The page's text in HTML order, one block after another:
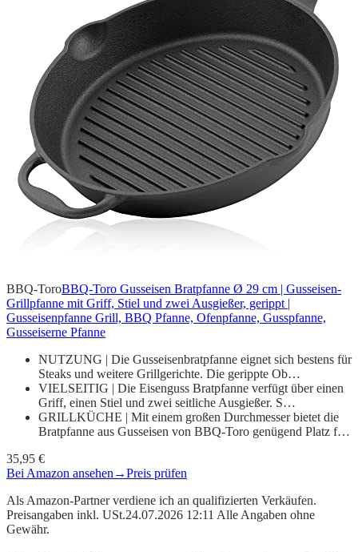
BBQ-ToroBBQ-Toro Gusseisen Bratpfanne Ø 29 cm | Gusseisen-
Grillpfanne mit Griff, Stiel und zwei Ausgießer, gerippt |
Gusseisenpfanne Grill, BBQ Pfanne, Ofenpfanne, Gusspfanne,
Gusseiserne Pfanne
NUTZUNG | Die Gusseisenbratpfanne eignet sich bestens für
Steaks und weitere Grillgerichte. Die gerippte Ob…
VIELSEITIG | Die Eisenguss Bratpfanne verfügt über einen
Griff, einen Stiel und zwei seitliche Ausgießer. S…
GRILLKÜCHE | Mit einem großen Durchmesser bietet die
Bratpfanne aus Gusseisen von BBQ-Toro genügend Platz f…
35,95 €
Bei Amazon ansehen →Preis prüfen
Als Amazon-Partner verdiene ich an qualifizierten Verkäufen.
Preisangaben inkl. USt.24.07.2026 12:11 Alle Angaben ohne
Gewähr.